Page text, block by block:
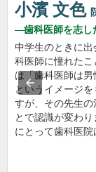
小濱 文色
歯科医師を志し
中学生のときに
科医師に憧れたこ
は「歯科医師は男
というイメージ
すが、その先生の
とで認識が変わ
にとって歯科医